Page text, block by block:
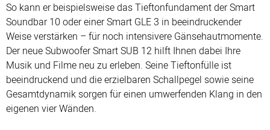
So kann er beispielsweise das Tieftonfundament der Smart
Soundbar 10 oder einer Smart GLE 3 in beeindruckender
Weise verstärken – für noch intensivere Gänsehautmomente.
Der neue Subwoofer Smart SUB 12 hilft Ihnen dabei Ihre
Musik und Filme neu zu erleben. Seine Tieftonfülle ist
beeindruckend und die erzielbaren Schallpegel sowie seine
Gesamtdynamik sorgen für einen umwerfenden Klang in den
eigenen vier Wänden.